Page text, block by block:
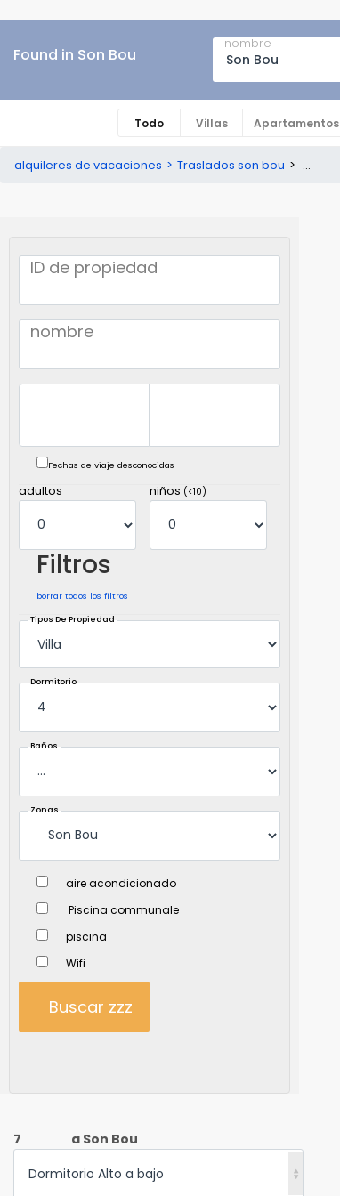
Found in Son Bou
nombre
Todo Villas Apartamentos
alquileres de vacaciones Traslados son bou ...
ID de propiedad
nombre
Fechas de viaje desconocidas
adultos niños (<10)
Filtros
borrar todos los filtros
Tipos De Propiedad
Dormitorio
Baños
Zonas
aire acondicionado
Piscina communale
piscina
Wifi
Buscar zzz
7
a Son Bou
Dormitorio Alto a bajo